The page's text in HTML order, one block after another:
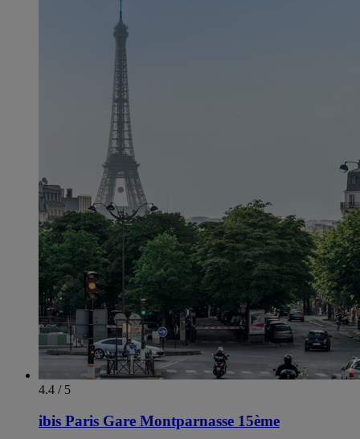
4.4 / 5
ibis Paris Gare Montparnasse 15ème